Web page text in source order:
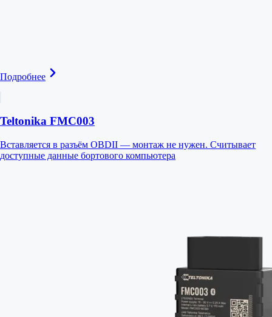
Подробнее
Teltonika FMC003
Вставляется в разъём OBDII — монтаж не нужен. Считывает
доступные данные бортового компьютера